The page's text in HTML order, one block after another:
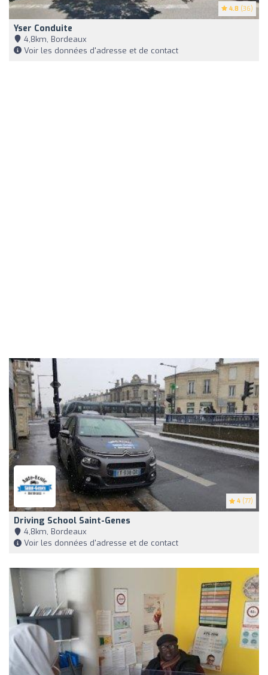
4.8 (36)
Yser Conduite
4,8km, Bordeaux
Voir les données d'adresse et de contact
4 (77)
Driving School Saint-Genes
4,8km, Bordeaux
Voir les données d'adresse et de contact